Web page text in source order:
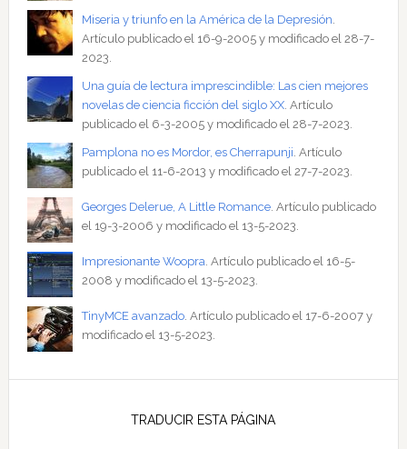
Miseria y triunfo en la América de la Depresión
Artículo publicado el 16-9-2005 y modificado el 28-7-
2023.
Una guía de lectura imprescindible: Las cien mejores
novelas de ciencia ficción del siglo XX. Artículo
publicado el 6-3-2005 y modificado el 28-7-2023.
Pamplona no es Mordor, es Cherrapunji . Artículo
publicado el 11-6-2013 y modificado el 27-7-2023.
Georges Delerue, A Little Romance. Artículo publicado
el 19-3-2006 y modificado el 13-5-2023.
Impresionante Woopra . Artículo publicado el 16-5-
2008 y modificado el 13-5-2023.
TinyMCE avanzado. Artículo publicado el 17-6-2007 y
modificado el 13-5-2023.
TRADUCIR ESTA PÁGINA